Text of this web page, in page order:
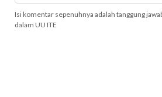
Isi komentar sepenuhnya adalah tanggung
dalam UU ITE